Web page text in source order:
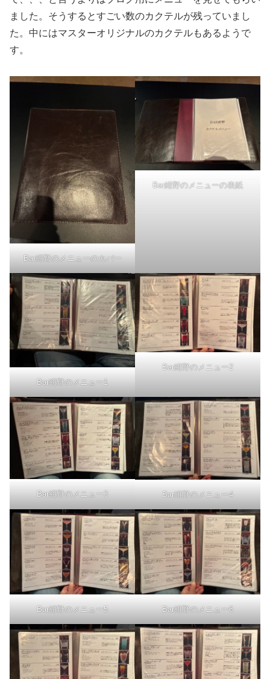
ました。そうするとすごい数のカクテルが残っていまし
た。中にはマスターオリジナルのカクテルもあるようで
す。
Bar紺野のメニューのカバー
Bar紺野のメニューの表紙
Bar紺野のメニュー1
Bar紺野のメニュー2
Bar紺野のメニュー3 Bar紺野のメニュー4
Bar紺野のメニュー5 Bar紺野のメニュー6